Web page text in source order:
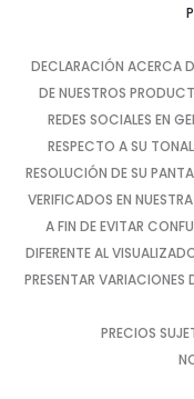
DECLARACIÓN ACERCA
DE NUESTROS
REDES SOCIALES EN
RESPECTO A SU
RESOLUCIÓN DE SU
VERIFICADOS EN
A FIN DE EVITAR
DIFERENTE AL
PRESENTAR
PRECIOS